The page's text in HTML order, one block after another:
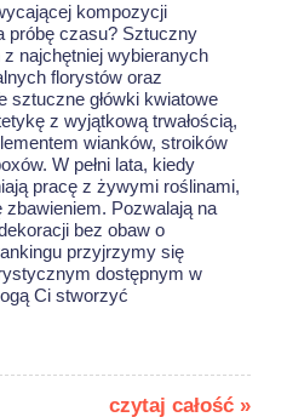
kompozycji
próbę czasu? Sztuczny
najchętniej wybieranych
florystów oraz
sztuczne główki kwiatowe
z wyjątkową trwałością,
wianków, stroików
W pełni lata, kiedy
pracę z żywymi roślinami,
Pozwalają na
bez obaw o
przyjrzymy się
dostępnym w
Ci stworzyć
czytaj całość »